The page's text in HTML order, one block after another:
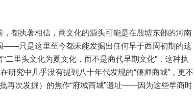
都执著相信，商文化的源头可能是在殷墟东部的河南
只是这里至今都未能发掘出任何早于西周初期的遗
里头文化为夏文化，而不是商代早期文化”，这种执
研究中几乎没有提到八十年代发现的“偃师商城”，更不
再次发掘）的焦作“府城商城”遗址——因为这些早商时